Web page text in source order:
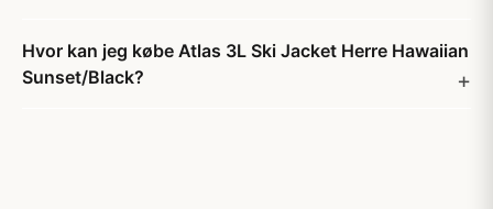
Hvor kan jeg købe Atlas 3L Ski Jacket Herre Hawaiian
Sunset/Black?